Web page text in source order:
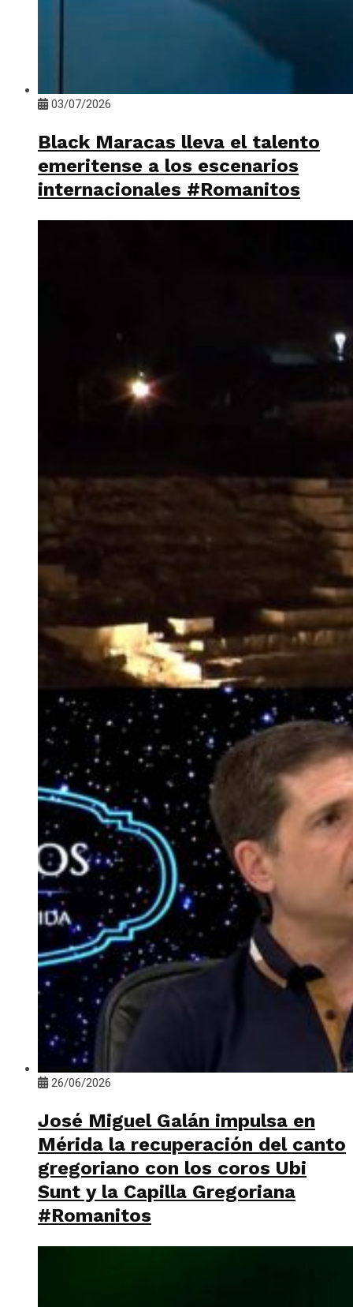
03/07/2026
Black Maracas lleva el talento
emeritense a los escenarios
internacionales #Romanitos
26/06/2026
José Miguel Galán impulsa en
Mérida la recuperación del canto
gregoriano con los coros Ubi
Sunt y la Capilla Gregoriana
#Romanitos